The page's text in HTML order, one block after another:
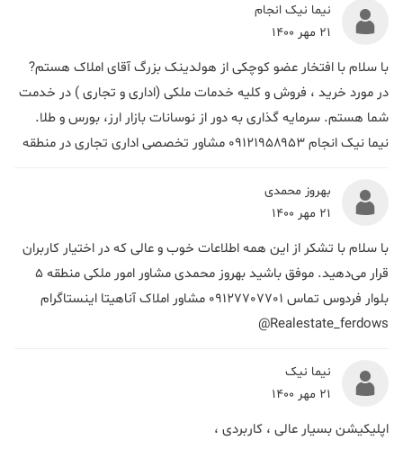
نیما نیک انجام
21 مهر 1400
با سلام با افتخار عضو کوچکی از هولدینک بزرگ آقای املاک هستم?
در مورد خرید ، فروش و کلیه خدمات ملکی (اداری و تجاری ) در خدمت
شما هستم. سرمایه گذاری به دور از نوسانات بازار ارز، بورس و طلا.
نیما نیک انجام ۰۹۱۲۱۹۵۸۹۵۳ مشاور تخصصی اداری تجاری در منطقه
بهروز محمدی
21 مهر 1400
با سلام با تشکر از این همه اطلاعات خوب و عالی که در اختیار کاربران
قرار می‌دهید. موفق باشید بهروز محمدی مشاور امور ملکی منطقه 5
بلوار فردوس تماس 09127707701 مشاور املاک آناهیتا اینستاگرام
Realestate_ferdows@
نیما نیک
21 مهر 1400
اپلیکیشن بسیار عالی ، کاربردی ،